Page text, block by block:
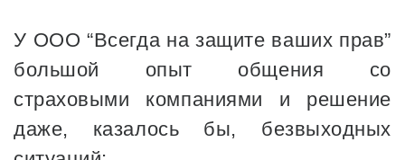
У ООО “Всегда на защите ваших прав”
большой опыт общения со
страховыми компаниями и решение
даже, казалось бы, безвыходных